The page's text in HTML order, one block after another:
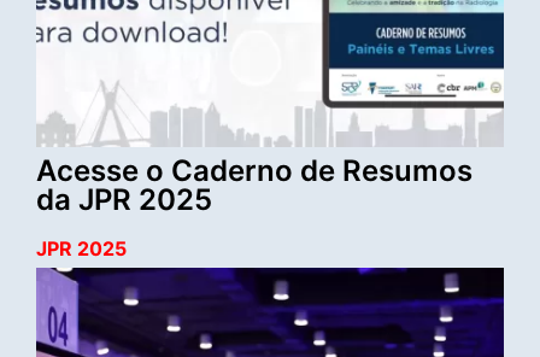
Acesse o Caderno de Resumos
da JPR 2025
JPR 2025